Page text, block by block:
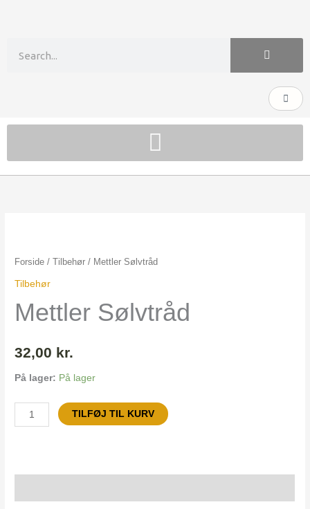
Kurv
Forside / Tilbehør / Mettler Sølvtråd
Tilbehør
Mettler Sølvtråd
32,00 kr.
På lager: På lager
antal
TILFØJ TIL KURV